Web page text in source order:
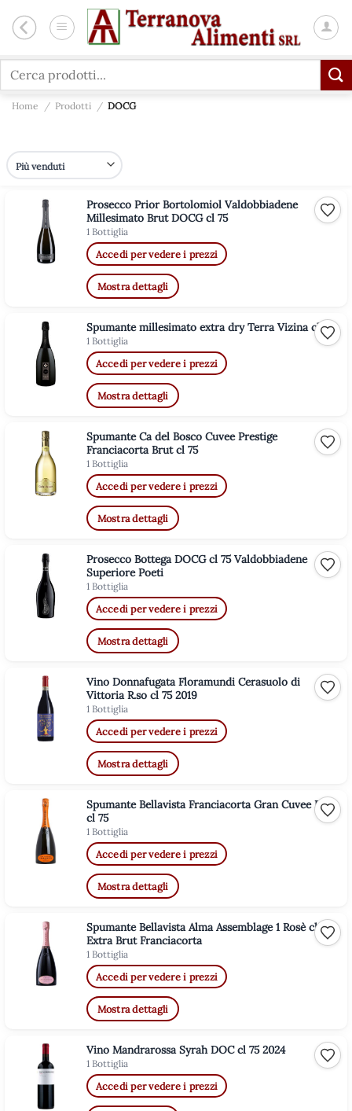
Cerca:
Home / Prodotti / DOCG
Prosecco Prior Bortolomiol Valdobbiadene
Millesimato Brut DOCG cl 75
1 Bottiglia
Accedi per vedere i prezzi
Mostra dettagli
Spumante millesimato extra dry Terra Vizina cl 75
1 Bottiglia
Accedi per vedere i prezzi
Mostra dettagli
Spumante Ca del Bosco Cuvee Prestige
Franciacorta Brut cl 75
1 Bottiglia
Accedi per vedere i prezzi
Mostra dettagli
Prosecco Bottega DOCG cl 75 Valdobbiadene
Superiore Poeti
1 Bottiglia
Accedi per vedere i prezzi
Mostra dettagli
Vino Donnafugata Floramundi Cerasuolo di
Vittoria R.so cl 75 2019
1 Bottiglia
Accedi per vedere i prezzi
Mostra dettagli
Spumante Bellavista Franciacorta Gran Cuvee Brut
cl 75
1 Bottiglia
Accedi per vedere i prezzi
Mostra dettagli
Spumante Bellavista Alma Assemblage 1 Rosè cl 75
Extra Brut Franciacorta
1 Bottiglia
Accedi per vedere i prezzi
Mostra dettagli
Vino Mandrarossa Syrah DOC cl 75 2024
1 Bottiglia
Accedi per vedere i prezzi